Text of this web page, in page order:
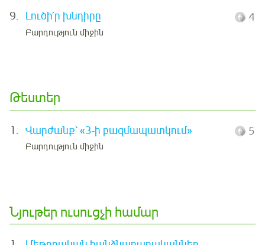
9. Լուծի՛ր խնդիրը
Բարդություն միջին
4
Թեստեր
1. Վարժանք՝ «3-ի բազմապատկում»
Բարդություն միջին
5
Նյութեր ուսուցչի համար